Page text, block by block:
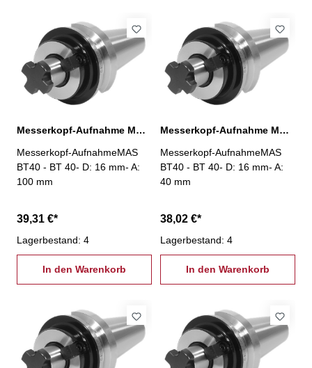
Messerkopf-Aufnahme MAS BT40, D:16 mm / A:100 mm
Messerkopf-AufnahmeMAS
BT40 - BT 40- D: 16 mm- A:
100 mm
39,31 €*
Lagerbestand: 4
In den Warenkorb
Messerkopf-Aufnahme MAS BT40, D:16 mm / A:40 mm
Messerkopf-AufnahmeMAS
BT40 - BT 40- D: 16 mm- A:
40 mm
38,02 €*
Lagerbestand: 4
In den Warenkorb